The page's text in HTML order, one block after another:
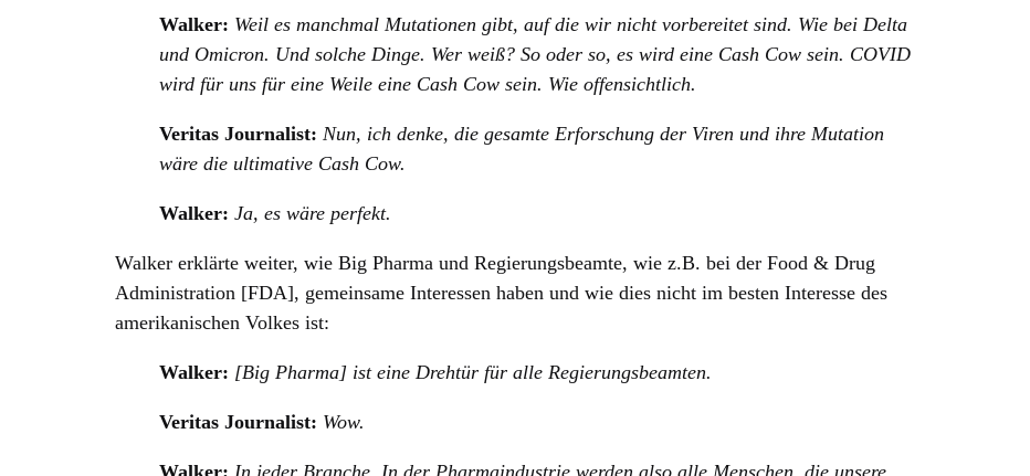
Walker: Weil es manchmal Mutationen gibt, auf die wir nicht vorbereitet sind. Wie bei Delta
und Omicron. Und solche Dinge. Wer weiß? So oder so, es wird eine Cash Cow sein. COVID
wird für uns für eine Weile eine Cash Cow sein. Wie offensichtlich.
Veritas Journalist: Nun, ich denke, die gesamte Erforschung der Viren und ihre Mutation
wäre die ultimative Cash Cow.
Walker: Ja, es wäre perfekt.
Walker erklärte weiter, wie Big Pharma und Regierungsbeamte, wie z.B. bei der Food & Drug
Administration [FDA], gemeinsame Interessen haben und wie dies nicht im besten Interesse des
amerikanischen Volkes ist:
Walker: [Big Pharma] ist eine Drehtür für alle Regierungsbeamten.
Veritas Journalist: Wow.
Walker: In jeder Branche. In der Pharmaindustrie werden also alle Menschen, die unsere